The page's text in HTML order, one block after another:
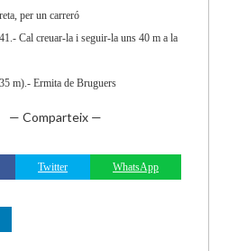
per un carreró
Cal creuar-la i seguir-la uns 40 m a la
m).- Ermita de Bruguers
— Comparteix —
Twitter WhatsApp